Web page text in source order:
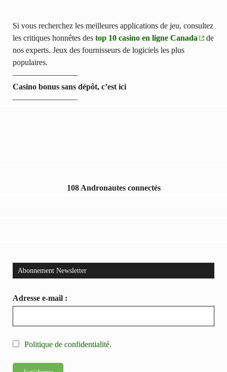
Si vous recherchez les meilleures applications de jeu, consultez
les critiques honnêtes des top 10 casino en ligne Canada
de
nos experts. Jeux des fournisseurs de logiciels les plus
populaires.
————————
Casino bonus sans dépôt, c’est ici
————————
108 Andronautes connectés
Abonnement Newsletter
Adresse e-mail :
Politique de confidentialité.